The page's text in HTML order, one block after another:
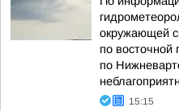
окружающей
по восточной
по
15:15